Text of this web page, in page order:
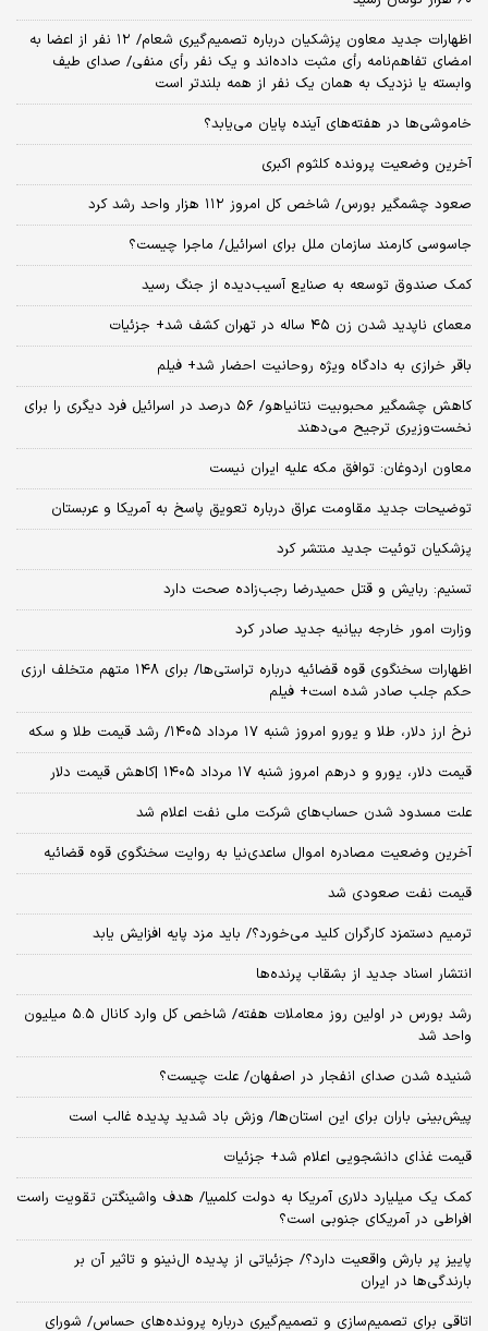
اظهارات جدید معاون پزشکیان درباره تصمیم‌گیری شعام/ ۱۲ نفر از اعضا به
امضای تفاهم‌نامه رأی مثبت داده‌اند و یک نفر رأی منفی/ صدای طیف
وابسته یا نزدیک به همان یک نفر از همه بلندتر است
خاموشی‌ها در هفته‌های آینده پایان می‌یابد؟
آخرین وضعیت پرونده کلثوم اکبری
صعود چشمگیر بورس/ شاخص کل امروز ۱۱۲ هزار واحد رشد کرد
جاسوسی کارمند سازمان ملل برای اسرائیل/ ماجرا چیست؟
کمک صندوق توسعه به صنایع آسیب‌دیده از جنگ رسید
معمای ناپدید شدن زن ۴۵ ساله در تهران کشف شد+ جزئیات
باقر خرازی به دادگاه ویژه روحانیت احضار شد+ فیلم
کاهش چشمگیر محبوبیت نتانیاهو/ ۵۶ درصد در اسرائیل فرد دیگری را برای
نخست‌وزیری ترجیح می‌دهند
معاون اردوغان: توافق مکه علیه ایران نیست
توضیحات جدید مقاومت عراق درباره تعویق پاسخ به آمریکا و عربستان
پزشکیان توئیت جدید منتشر کرد
تسنیم: ربایش و قتل حمیدرضا رجب‌زاده صحت دارد
وزارت امور خارجه بیانیه جدید صادر کرد
اظهارات سخنگوی قوه قضائیه درباره تراستی‌ها/ برای ۱۴۸ متهم متخلف ارزی
حکم جلب صادر شده است+ فیلم
نرخ ارز دلار، طلا و یورو امروز شنبه ۱۷ مرداد ۱۴۰۵/ رشد قیمت طلا و سکه
قیمت دلار، یورو و درهم امروز شنبه ۱۷ مرداد ۱۴۰۵ |کاهش قیمت دلار
علت مسدود شدن حساب‌های شرکت ملی نفت اعلام شد
آخرین وضعیت مصادره اموال ساعدی‌نیا به روایت سخنگوی قوه قضائیه
قیمت نفت صعودی شد
ترمیم دستمزد کارگران کلید می‌خورد؟/ باید مزد پایه افزایش یابد
انتشار اسناد جدید از بشقاب پرنده‌ها
رشد بورس در اولین روز معاملات هفته/ شاخص کل وارد کانال ۵.۵ میلیون
واحد شد
شنیده شدن صدای انفجار در اصفهان/ علت چیست؟
پیش‌بینی باران برای این استان‌ها/ وزش باد شدید پدیده غالب است
قیمت غذای دانشجویی اعلام شد+ جزئیات
کمک یک میلیارد دلاری آمریکا به دولت کلمبیا/ هدف واشینگتن تقویت راست
افراطی در آمریکای جنوبی است؟
پاییز پر بارش واقعیت دارد؟/ جزئیاتی از پدیده ال‌نینو و تاثیر آن بر
بارندگی‌ها در ایران
اتاقی برای تصمیم‌سازی و تصمیم‌گیری درباره پرونده‌های حساس/ شورای